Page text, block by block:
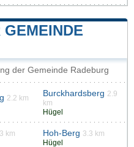
der Gemeinde Radeburg
2.2 km
Burckhardsberg 2.9
km
Hügel
3 km
Hoh-Berg 3.3 km
Hügel